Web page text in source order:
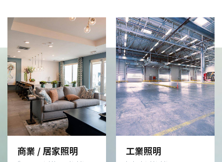
商業 / 居家照明 工業照明